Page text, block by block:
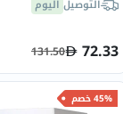
التوصيل اليوم
72.33
131.50
45% خصم